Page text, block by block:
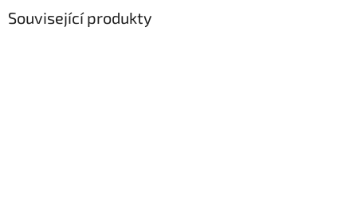
Související produkty